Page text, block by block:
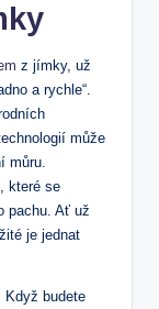
z jímky, už
a rychle“.
může
můru.
které se
pachu. Ať už
je jednat
Když budete